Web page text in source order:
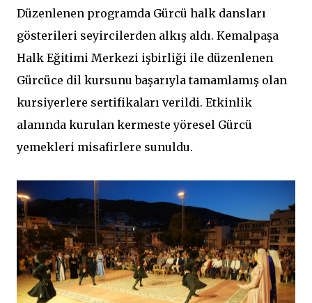
Düzenlenen programda Gürcü halk dansları
gösterileri seyircilerden alkış aldı. Kemalpaşa
Halk Eğitimi Merkezi işbirliği ile düzenlenen
Gürcüce dil kursunu başarıyla tamamlamış olan
kursiyerlere sertifikaları verildi. Etkinlik
alanında kurulan kermeste yöresel Gürcü
yemekleri misafirlere sunuldu.